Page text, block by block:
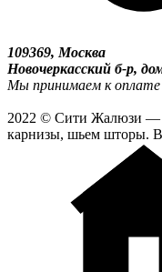
109369, Москва
Новочеркасский б-р,
Мы принимаем к
2022 © Сити Жалюзи —
карнизы, шьем шторы.